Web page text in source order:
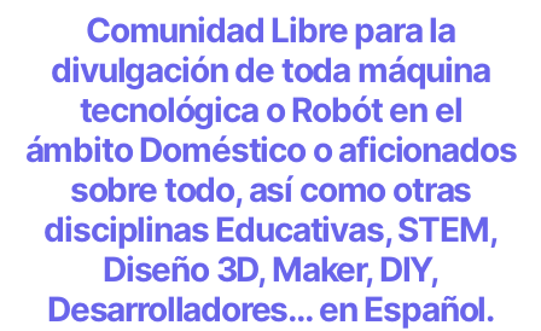
Comunidad Libre para la
divulgación de toda máquina
tecnológica o Robót en el
ámbito Doméstico o aficionados
sobre todo, así como otras
disciplinas Educativas, STEM,
Diseño 3D, Maker, DIY,
Desarrolladores… en Español.